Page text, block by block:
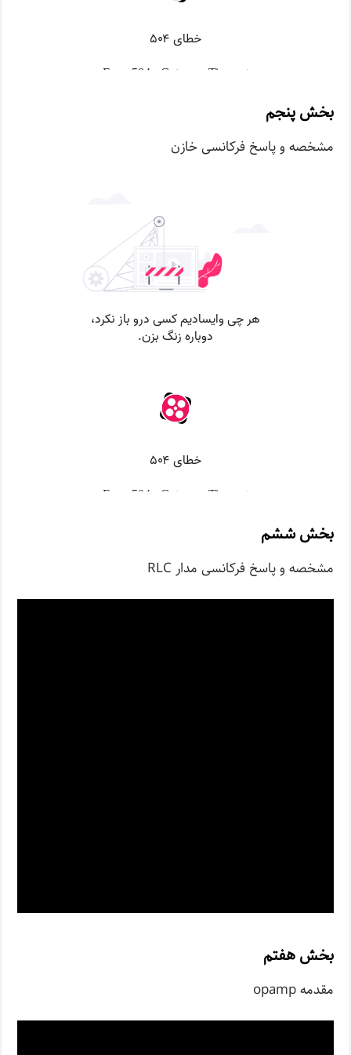
بخش پنجم
مشخصه و پاسخ فرکانسی خازن
بخش ششم
مشخصه و پاسخ فرکانسی مدار RLC
بخش هفتم
مقدمه opamp